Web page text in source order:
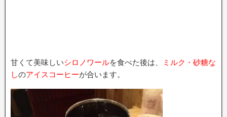
甘くて美味しいシロノワールを食べた後は、
ミルク・砂糖な
しのアイスコーヒーが合います。